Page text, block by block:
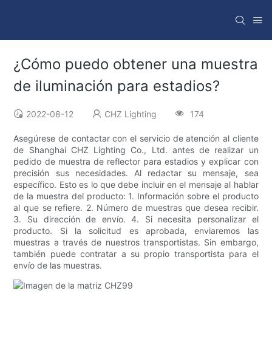
¿Cómo puedo obtener una muestra
de iluminación para estadios?
2022-08-12 CHZ Lighting 174
Asegúrese de contactar con el servicio de atención al cliente
de Shanghai CHZ Lighting Co., Ltd. antes de realizar un
pedido de muestra de reflector para estadios y explicar con
precisión sus necesidades. Al redactar su mensaje, sea
específico. Esto es lo que debe incluir en el mensaje al hablar
de la muestra del producto: 1. Información sobre el producto
al que se refiere. 2. Número de muestras que desea recibir.
3. Su dirección de envío. 4. Si necesita personalizar el
producto. Si la solicitud es aprobada, enviaremos las
muestras a través de nuestros transportistas. Sin embargo,
también puede contratar a su propio transportista para el
envío de las muestras.